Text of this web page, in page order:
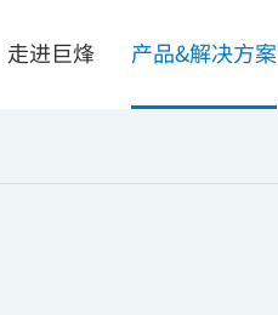
走进巨烽 产品&解决方案